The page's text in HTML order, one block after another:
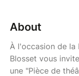
About
À l'occasion de la
Blosset vous
une "Pièce de